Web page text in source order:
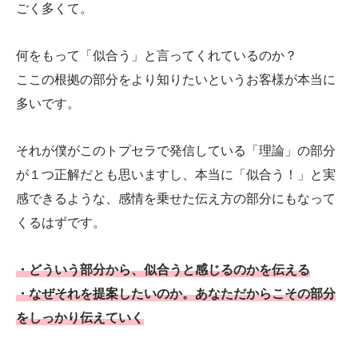
ごく多くて。
何をもって「似合う」と言ってくれているのか？
ここの根拠の部分をより知りたいというお客様が本当に
多いです。
それが僕がこのトプセラで発信している「理論」の部分
が１つ正解だとも思いますし、本当に「似合う！」と実
感できるような、感情を乗せた伝え方の部分にもなって
くるはずです。
・どういう部分から、似合うと感じるのかを伝える
・なぜそれを提案したいのか。あなただからこその部分
をしっかり伝えていく